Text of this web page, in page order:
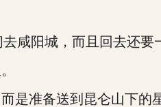
阳城，而且回去还要
准备送到昆仑山下的星